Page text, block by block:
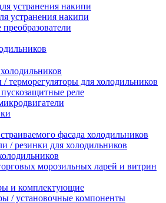
устранения накипи
устранения накипи
/ терморегуляторы для холодильников
реле
фасада холодильников
/ резинки для холодильников
морозильных ларей и витрин
и комплектующие
/ установочные компоненты